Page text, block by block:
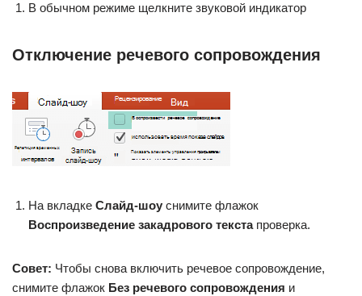
В обычном режиме щелкните звуковой индикатор
Отключение речевого сопровождения
На вкладке Слайд-шоу снимите флажок
Воспроизведение закадрового текстапроверка.
Совет: Чтобы снова включить речевое сопровождение,
снимите флажок Без речевого сопровождения и